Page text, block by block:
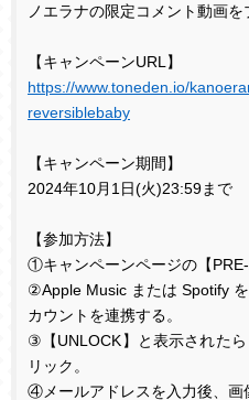
ノエラナの限定コメント動画を
【キャンペーンURL 】
https://www.toneden.io/
reversiblebaby
【キャンペーン期間】
2024年10月 1 日(火)23:59まで
【参加方法】
①キャンペーンページの【
②Apple Music または Spotify
カウントを連携する。
③【UNLOCK】と表示されたら
リック。
④メールアドレスを入力後、画